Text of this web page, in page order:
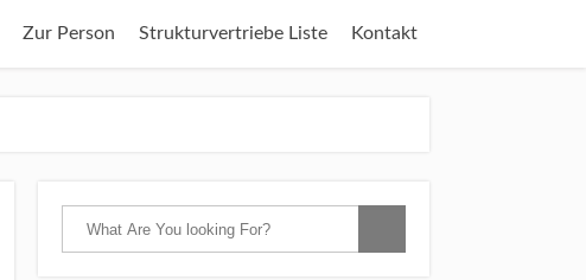
Zur Person Strukturvertriebe Liste Kontakt